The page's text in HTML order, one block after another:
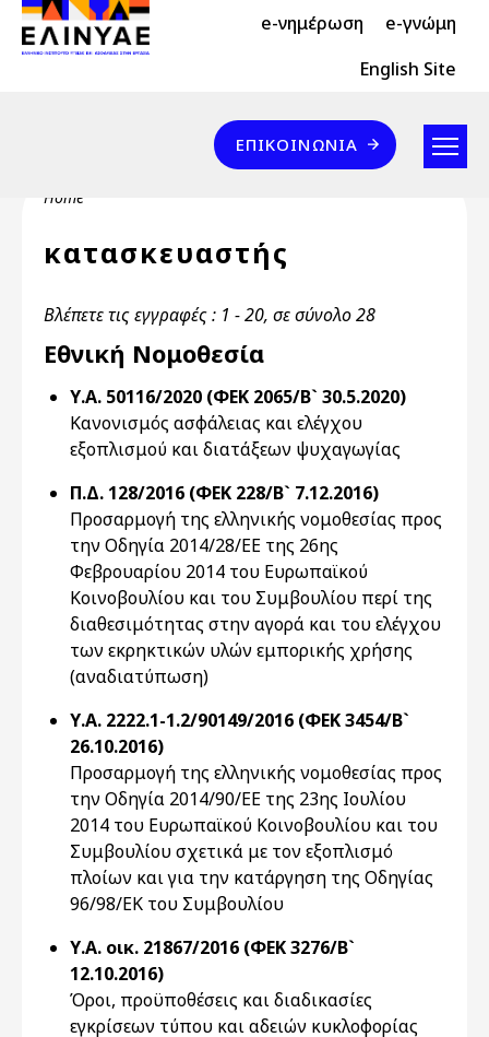
Skip to main content
Header Top 2 e-νημέρωση e-γνώμη
Header Top English Site
Επικοινωνία
ΕΠΙΚΟΙΝΩΝΊΑ
Breadcrumb
Home
κατασκευαστής
Βλέπετε τις εγγραφές : 1 - 20, σε σύνολο 28
Εθνική Νομοθεσία
Υ.Α. 50116/2020 (ΦΕΚ 2065/Β` 30.5.2020)
Κανονισμός ασφάλειας και ελέγχου
εξοπλισμού και διατάξεων ψυχαγωγίας
Π.Δ. 128/2016 (ΦΕΚ 228/Β` 7.12.2016)
Προσαρμογή της ελληνικής νομοθεσίας προς
την Οδηγία 2014/28/ΕΕ της 26ης
Φεβρουαρίου 2014 του Ευρωπαϊκού
Κοινοβουλίου και του Συμβουλίου περί της
διαθεσιμότητας στην αγορά και του ελέγχου
των εκρηκτικών υλών εμπορικής χρήσης
(αναδιατύπωση)
Υ.Α. 2222.1-1.2/90149/2016 (ΦΕΚ 3454/Β`
26.10.2016)
Προσαρμογή της ελληνικής νομοθεσίας προς
την Οδηγία 2014/90/ΕΕ της 23ης Ιουλίου
2014 του Ευρωπαϊκού Κοινοβουλίου και του
Συμβουλίου σχετικά με τον εξοπλισμό
πλοίων και για την κατάργηση της Οδηγίας
96/98/ΕΚ του Συμβουλίου
Υ.Α. οικ. 21867/2016 (ΦΕΚ 3276/Β`
12.10.2016)
Όροι, προϋποθέσεις και διαδικασίες
εγκρίσεων τύπου και αδειών κυκλοφορίας